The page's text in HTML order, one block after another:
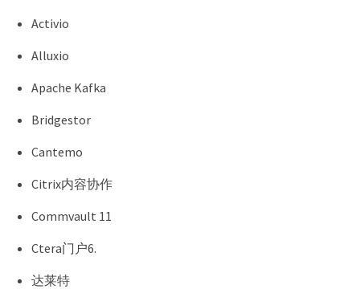
Activio
Alluxio
Apache Kafka
Bridgestor
Cantemo
Citrix内容协作
Commvault 11
Ctera门户6.
达莱特